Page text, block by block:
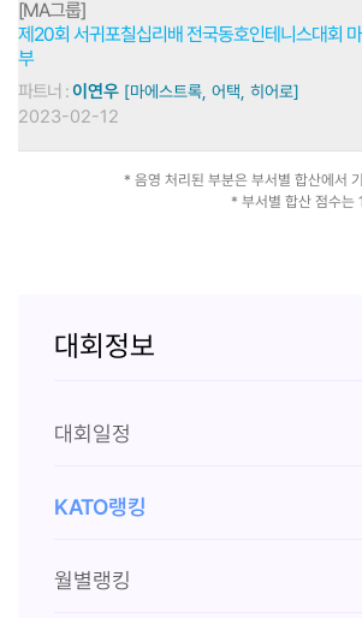
[MA그룹]
제20회 서귀포칠십리배 전국동호인테니스대회
부
파트너 :이연우 [마에스트록, 어택, 히어로]
2023-02-12
* 음영 처리된 부분은 부서별 합산에서
* 부서별 합산 점수는
대회정보
대회일정
KATO랭킹
월별랭킹